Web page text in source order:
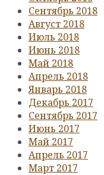
Сентябрь 2018
Август 2018
Июль 2018
Июнь 2018
Май 2018
Апрель 2018
Январь 2018
Декабрь 2017
Сентябрь 2017
Июнь 2017
Май 2017
Апрель 2017
Март 2017